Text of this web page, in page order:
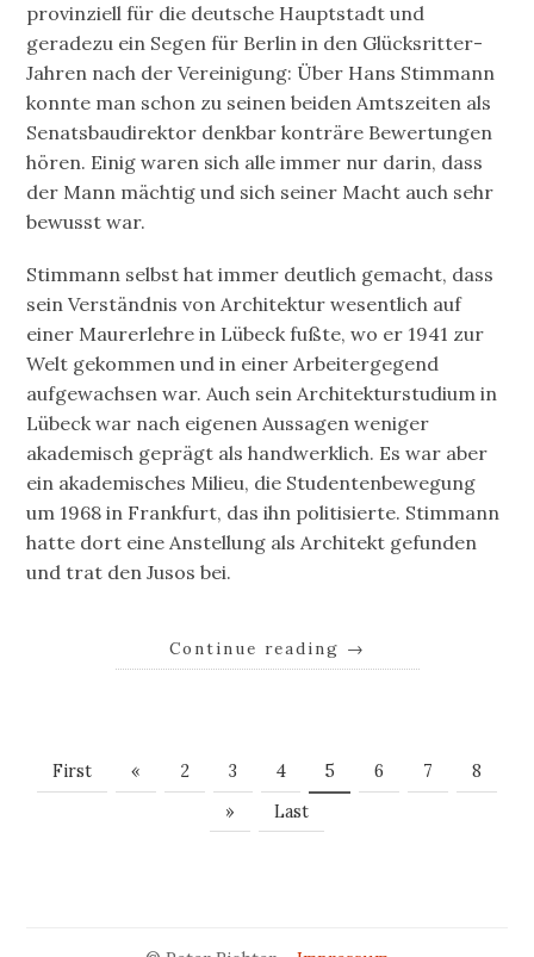
provinziell für die deutsche Hauptstadt und
geradezu ein Segen für Berlin in den Glücksritter-
Jahren nach der Vereinigung: Über Hans Stimmann
konnte man schon zu seinen beiden Amtszeiten als
Senatsbaudirektor denkbar konträre Bewertungen
hören. Einig waren sich alle immer nur darin, dass
der Mann mächtig und sich seiner Macht auch sehr
bewusst war.
Stimmann selbst hat immer deutlich gemacht, dass
sein Verständnis von Architektur wesentlich auf
einer Maurerlehre in Lübeck fußte, wo er 1941 zur
Welt gekommen und in einer Arbeitergegend
aufgewachsen war. Auch sein Architekturstudium in
Lübeck war nach eigenen Aussagen weniger
akademisch geprägt als handwerklich. Es war aber
ein akademisches Milieu, die Studentenbewegung
um 1968 in Frankfurt, das ihn politisierte. Stimmann
hatte dort eine Anstellung als Architekt gefunden
und trat den Jusos bei.
Continue reading →
First « 2 3 4 5 6 7
8
»
Last